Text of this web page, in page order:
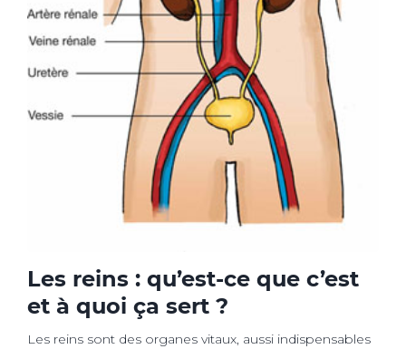
Les reins : qu’est-ce que c’est
et à quoi ça sert ?
Les reins sont des organes vitaux, aussi indispensables